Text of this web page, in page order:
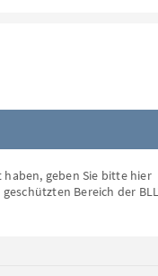
geben Sie bitte hier
Bereich der